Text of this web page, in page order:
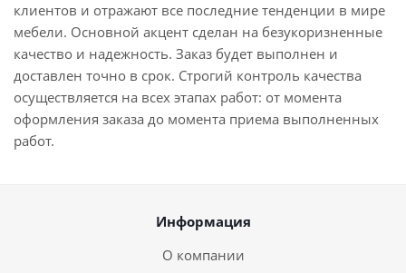
клиентов и отражают все последние тенденции в мире
мебели. Основной акцент сделан на безукоризненные
качество и надежность. Заказ будет выполнен и
доставлен точно в срок. Строгий контроль качества
осуществляется на всех этапах работ: от момента
оформления заказа до момента приема выполненных
работ.
Информация
О компании